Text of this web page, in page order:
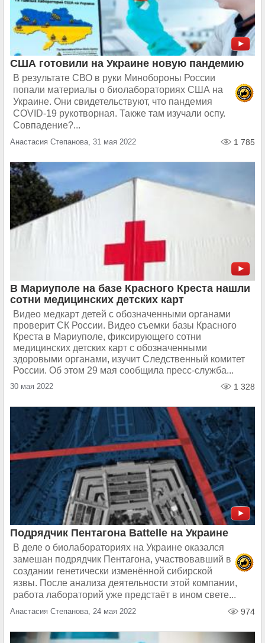
США готовили на Украине новую пандемию
В результате СВО в руки Минобороны России
попали материалы о биолабораториях США на
Украине. Они свидетельствуют, что пандемия
COVID-19 рукотворная. Также там изучали оспу.
Совпадение?...
Анастасия Степанова, 31 мая 2022 1 785
В Мариуполе на базе Красного Креста нашли
сотни медицинских детских карт
Видео медкарт детей с обозначенными органами
проверит СК России. Видео съемки базы Красного
Креста в Мариуполе, фиксирующего сотни
медицинских детских карт с обозначенными
здоровыми органами, изучит Следственный комитет
России. Об этом 29 мая сообщила пресс-служба...
30 мая 2022 1 328
Подрядчик Пентагона Battelle на Украине
В деле о биолабораториях на Украине оказался
замешан подрядчик Пентагона, участвовавший в
создании генетически изменённой сибирской
язвы. После анализа деятельности этой компании,
работа лабораторий уже предстаёт в ином свете...
Анастасия Степанова, 24 мая 2022 974